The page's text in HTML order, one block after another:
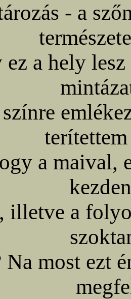
- a
ez a hely
a maival,
illetve a
Na most ezt